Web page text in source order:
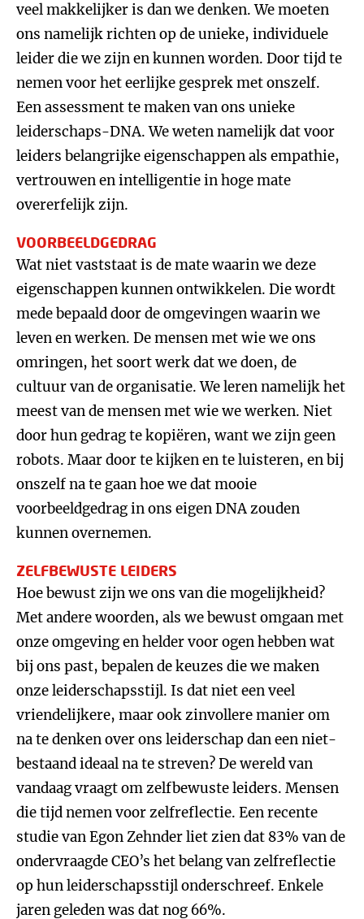
veel makkelijker is dan we denken. We moeten
ons namelijk richten op de unieke, individuele
leider die we zijn en kunnen worden. Door tijd te
nemen voor het eerlijke gesprek met onszelf.
Een assessment te maken van ons unieke
leiderschaps-DNA. We weten namelijk dat voor
leiders belangrijke eigenschappen als empathie,
vertrouwen en intelligentie in hoge mate
overerfelijk zijn.
VOORBEELDGEDRAG
Wat niet vaststaat is de mate waarin we deze
eigenschappen kunnen ontwikkelen. Die wordt
mede bepaald door de omgevingen waarin we
leven en werken. De mensen met wie we ons
omringen, het soort werk dat we doen, de
cultuur van de organisatie. We leren namelijk het
meest van de mensen met wie we werken. Niet
door hun gedrag te kopiëren, want we zijn geen
robots. Maar door te kijken en te luisteren, en bij
onszelf na te gaan hoe we dat mooie
voorbeeldgedrag in ons eigen DNA zouden
kunnen overnemen.
ZELFBEWUSTE LEIDERS
Hoe bewust zijn we ons van die mogelijkheid?
Met andere woorden, als we bewust omgaan met
onze omgeving en helder voor ogen hebben wat
bij ons past, bepalen de keuzes die we maken
onze leiderschapsstijl. Is dat niet een veel
vriendelijkere, maar ook zinvollere manier om
na te denken over ons leiderschap dan een niet-
bestaand ideaal na te streven? De wereld van
vandaag vraagt om zelfbewuste leiders. Mensen
die tijd nemen voor zelfreflectie. Een recente
studie van Egon Zehnder liet zien dat 83% van de
ondervraagde CEO’s het belang van zelfreflectie
op hun leiderschapsstijl onderschreef. Enkele
jaren geleden was dat nog 66%.